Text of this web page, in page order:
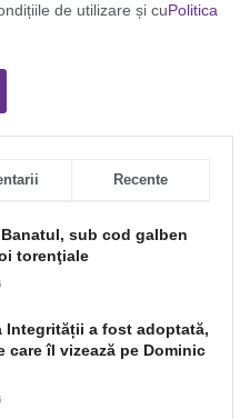
de utilizare și cuPolitica
Recente
sub cod galben
torenţiale
Integrității a fost adoptată,
care îl vizează pe Dominic